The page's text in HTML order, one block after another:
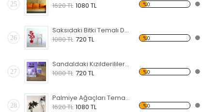
25
1620 TL 1080 TL %0
26
Saksıdaki Bitki Temalı Duvar Sticker
1080 TL 720 TL %0
27
Sandaldaki Kızılderililer Temalı Duvar Sticker
1080 TL 720 TL %0
28
Palmiye Ağaçları Temalı Duvar Sticker
1620 TL 1080 TL %0